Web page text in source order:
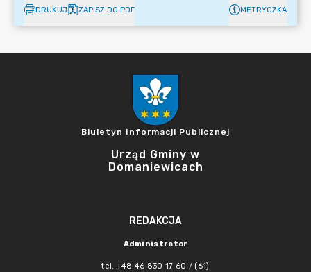
DRUKUJ ZAPISZ DO PDF METRYCZKA
Biuletyn Informacji Publicznej
Urząd Gminy w
Domaniewicach
REDAKCJA
Administrator
tel. +48 46 830 17 60 / (61)